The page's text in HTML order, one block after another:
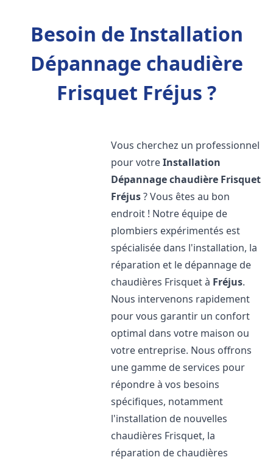
Besoin de Installation
Dépannage chaudière
Frisquet Fréjus ?
Vous cherchez un professionnel
pour votreInstallation
Dépannage chaudière Frisquet
Fréjus? Vous êtes au bon
endroit ! Notre équipe de
plombiers expérimentés est
spécialisée dans l'installation, la
réparation et le dépannage de
chaudières Frisquet à Fréjus.
Nous intervenons rapidement
pour vous garantir un confort
optimal dans votre maison ou
votre entreprise. Nous offrons
une gamme de services pour
répondre à vos besoins
spécifiques, notamment
l'installation de nouvelles
chaudières Frisquet, la
réparation de chaudières